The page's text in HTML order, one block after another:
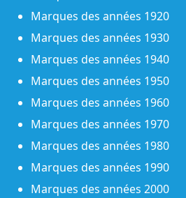
Marques des années 1920
Marques des années 1930
Marques des années 1940
Marques des années 1950
Marques des années 1960
Marques des années 1970
Marques des années 1980
Marques des années 1990
Marques des années 2000